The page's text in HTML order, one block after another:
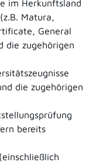
im Herkunftsland
Matura,
General
die zugehörigen
die zugehörigen
bereits